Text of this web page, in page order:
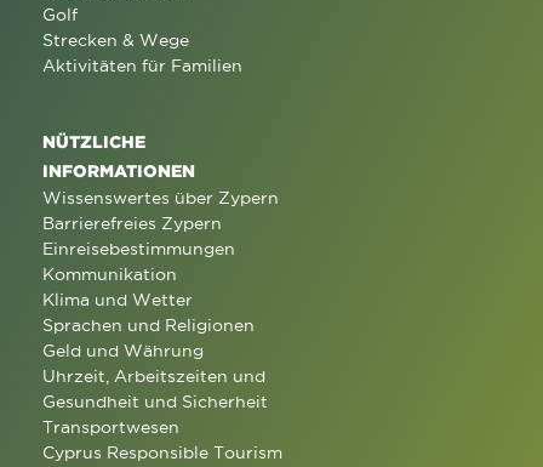
Golf
Strecken & Wege
Aktivitäten für Familien
NÜTZLICHE
INFORMATIONEN
Wissenswertes über Zypern
Barrierefreies Zypern
Einreisebestimmungen
Kommunikation
Klima und Wetter
Sprachen und Religionen
Geld und Währung
Uhrzeit, Arbeitszeiten und
Gesundheit und Sicherheit
Transportwesen
Cyprus Responsible Tourism